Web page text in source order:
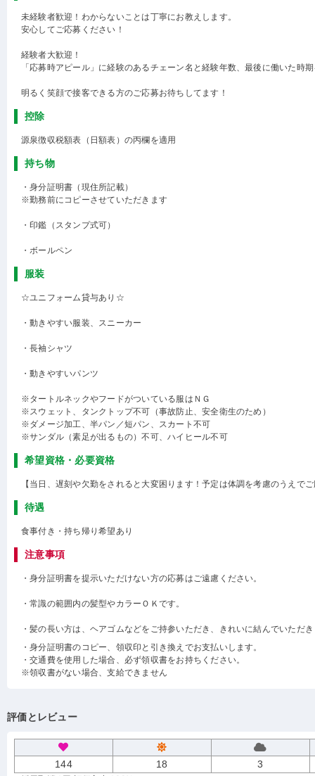
未経験者歓迎！わからないことは丁寧にお教えします。
安心してご応募ください！
経験者大歓迎！
「応募時アピール」に経験のあるチェーン名と経験年数、最後に働いた時
明るく笑顔で接客できる方のご応募お待ちしてます！
控除
源泉徴収税額表（日額表）の丙欄を適用
持ち物
・身分証明書（現住所記載）
※勤務前にコピーさせていただきます
・印鑑（スタンプ式可）
・ボールペン
服装
☆ユニフォーム貸与あり☆
・動きやすい服装、スニーカー
・長袖シャツ
・動きやすいパンツ
※タートルネックやフードがついている服はＮＧ
※スウェット、タンクトップ不可（事故防止、安全衛生のため）
※ダメージ加工、半パン／短パン、スカート不可
※サンダル（素足が出るもの）不可、ハイヒール不可
希望資格・必要資格
【当日、遅刻や欠勤をされると大変困ります！予定は体調を考慮のうえで
待遇
食事付き・持ち帰り希望あり
注意事項
・身分証明書を提示いただけない方の応募はご遠慮ください。
・常識の範囲内の髪型やカラーＯＫです。
・髪の長い方は、ヘアゴムなどをご持参いただき、きれいに結んでいただ
・身分証明書のコピー、領収印と引き換えでお支払いします。
・交通費を使用した場合、必ず領収書をお持ちください。
※領収書がない場合、支給できません
評価とレビュー
144 18 3